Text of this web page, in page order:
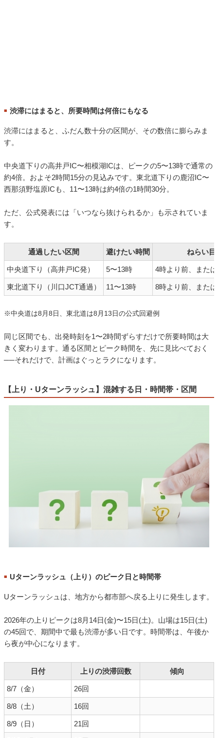
■ 渋滞にはまると、所要時間は何倍にもなる
渋滞にはまると、ふだん数十分の区間が、その数倍に膨らみま
す。
中央道下りの高井戸IC〜相模湖ICは、ピークの5〜13時で通常の
約4倍。およそ2時間15分の見込みです。東北道下りの鹿沼IC〜
西那須野塩原ICも、11〜13時は約4倍の1時間30分。
ただ、公式発表には「いつなら抜けられるか」も示されていま
す。
通過したい区間 避けたい時間 ねらい
中央道下り（高井戸IC発） 5〜13時 4時より前、また
東北道下り（川口JCT通過） 11〜13時 8時より前、また
※中央道は8月8日、東北道は8月13日の公式回避例
同じ区間でも、出発時刻を1〜2時間ずらすだけで所要時間は大
きく変わります。通る区間とピーク時間を、先に見比べておく
──それだけで、計画はぐっとラクになります。
【上り・Uターンラッシュ】混雑する日・時間帯・区間
■ Uターンラッシュ（上り）のピーク日と時間帯
Uターンラッシュは、地方から都市部へ戻る上りに発生します。
2026年の上りピークは8月14日(金)〜15日(土)。山場は15日(土)
の45回で、期間中で最も渋滞が多い日です。時間帯は、午後か
ら夜が中心になります。
日付 上りの渋滞回数 傾向
8/7（金） 26回
8/8（土） 16回
8/9（日） 21回